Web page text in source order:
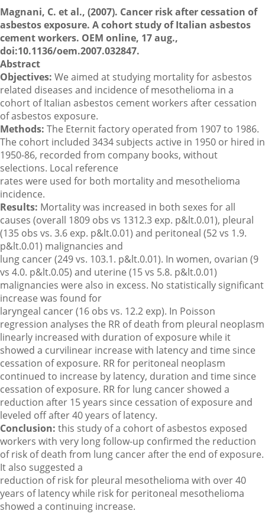
Magnani, C. et al., (2007). Cancer risk after cessation of
asbestos exposure. A cohort study of Italian asbestos
cement workers. OEM online, 17 aug.,
doi:10.1136/oem.2007.032847.
Abstract
Objectives: We aimed at studying mortality for asbestos
related diseases and incidence of mesothelioma in a
cohort of Italian asbestos cement workers after cessation
of asbestos exposure.
Methods: The Eternit factory operated from 1907 to 1986.
The cohort included 3434 subjects active in 1950 or hired in
1950-86, recorded from company books, without
selections. Local reference
rates were used for both mortality and mesothelioma
incidence.
Results: Mortality was increased in both sexes for all
causes (overall 1809 obs vs 1312.3 exp. p&lt.0.01), pleural
(135 obs vs. 3.6 exp. p&lt.0.01) and peritoneal (52 vs 1.9.
p&lt.0.01) malignancies and
lung cancer (249 vs. 103.1. p&lt.0.01). In women, ovarian (9
vs 4.0. p&lt.0.05) and uterine (15 vs 5.8. p&lt.0.01)
malignancies were also in excess. No statistically significant
increase was found for
laryngeal cancer (16 obs vs. 12.2 exp). In Poisson
regression analyses the RR of death from pleural neoplasm
linearly increased with duration of exposure while it
showed a curvilinear increase with latency and time since
cessation of exposure. RR for peritoneal neoplasm
continued to increase by latency, duration and time since
cessation of exposure. RR for lung cancer showed a
reduction after 15 years since cessation of exposure and
leveled off after 40 years of latency.
Conclusion: this study of a cohort of asbestos exposed
workers with very long follow-up confirmed the reduction
of risk of death from lung cancer after the end of exposure.
It also suggested a
reduction of risk for pleural mesothelioma with over 40
years of latency while risk for peritoneal mesothelioma
showed a continuing increase.